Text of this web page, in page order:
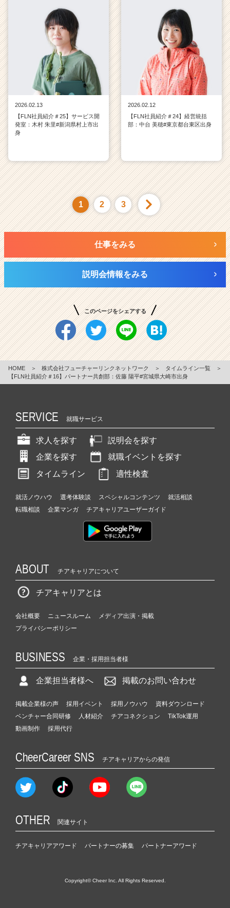
2026.02.13
【FLN社員紹介＃25】サービス開
発室：木村 朱里#新潟県村上市出
身
2026.02.12
【FLN社員紹介＃24】経営統括
部：中台 美穂#東京都台東区出身
1 2 3
仕事をみる
説明会情報をみる
このページをシェアする
HOME ＞ 株式会社フューチャーリンクネットワーク ＞ タイムライン一覧
＞
【FLN社員紹介＃16】パートナー共創部：佐藤 陽平#宮城県大崎市出身
SERVICE 就職サービス
求人を探す
説明会を探す
企業を探す
就職イベントを探す
タイムライン
適性検査
就活ノウハウ 選考体験談 スペシャルコンテンツ
就活相談
転職相談
企業マンガ チアキャリアユーザーガイド
ABOUT チアキャリアについて
チアキャリアとは
会社概要 ニュースルーム
メディア出演・掲載
プライバシーポリシー
BUSINESS 企業・採用担当者様
企業担当者様へ 掲載のお問い合わせ
掲載企業様の声 採用イベント 採用ノウハウ
資料ダウンロード
ベンチャー合同研修
人材紹介 チアコネクション
TikTok運用
動画制作
採用代行
CheerCareer SNS チアキャリアからの発信
OTHER 関連サイト
チアキャリアアワード パートナーの募集 パートナーアワード
Copyright© Cheer Inc. All Rights Reserved.